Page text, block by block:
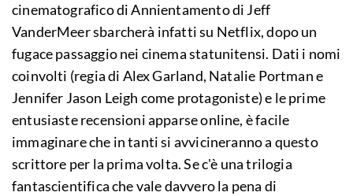
cinematografico di Annientamento di Jeff
VanderMeer sbarcherà infatti su Netflix, dopo un
fugace passaggio nei cinema statunitensi. Dati i nomi
coinvolti (regia di Alex Garland, Natalie Portman e
Jennifer Jason Leigh come protagoniste) e le prime
entusiaste recensioni apparse online, è facile
immaginare che in tanti si avvicineranno a questo
scrittore per la prima volta. Se c'è una trilogia
fantascientifica che vale davvero la pena di